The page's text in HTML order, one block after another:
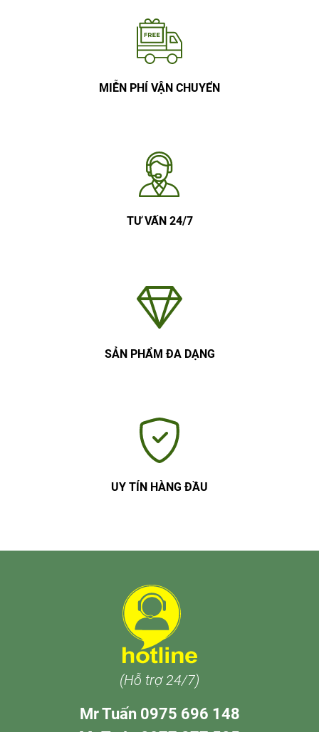
MIỄN PHÍ VẬN CHUYỂN
TƯ VẤN 24/7
SẢN PHẨM ĐA DẠNG
UY TÍN HÀNG ĐẦU
(Hỗ trợ 24/7)
Mr Tuấn 0975 696 148